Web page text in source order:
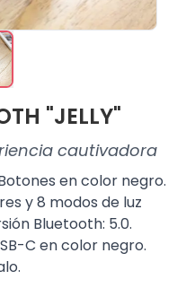
"JELLY"
cautivadora
en color negro.
y 8 modos de luz
Bluetooth: 5.0.
C en color negro.